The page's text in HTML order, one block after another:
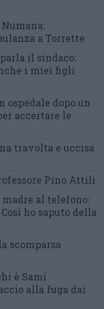
a Torrette
il sindaco:
i miei figli
ospedale dopo un
accertare le
travolta e uccisa
Pino Attili
al telefono:
Così ho saputo della
scomparsa
è Sami
alla fuga dai